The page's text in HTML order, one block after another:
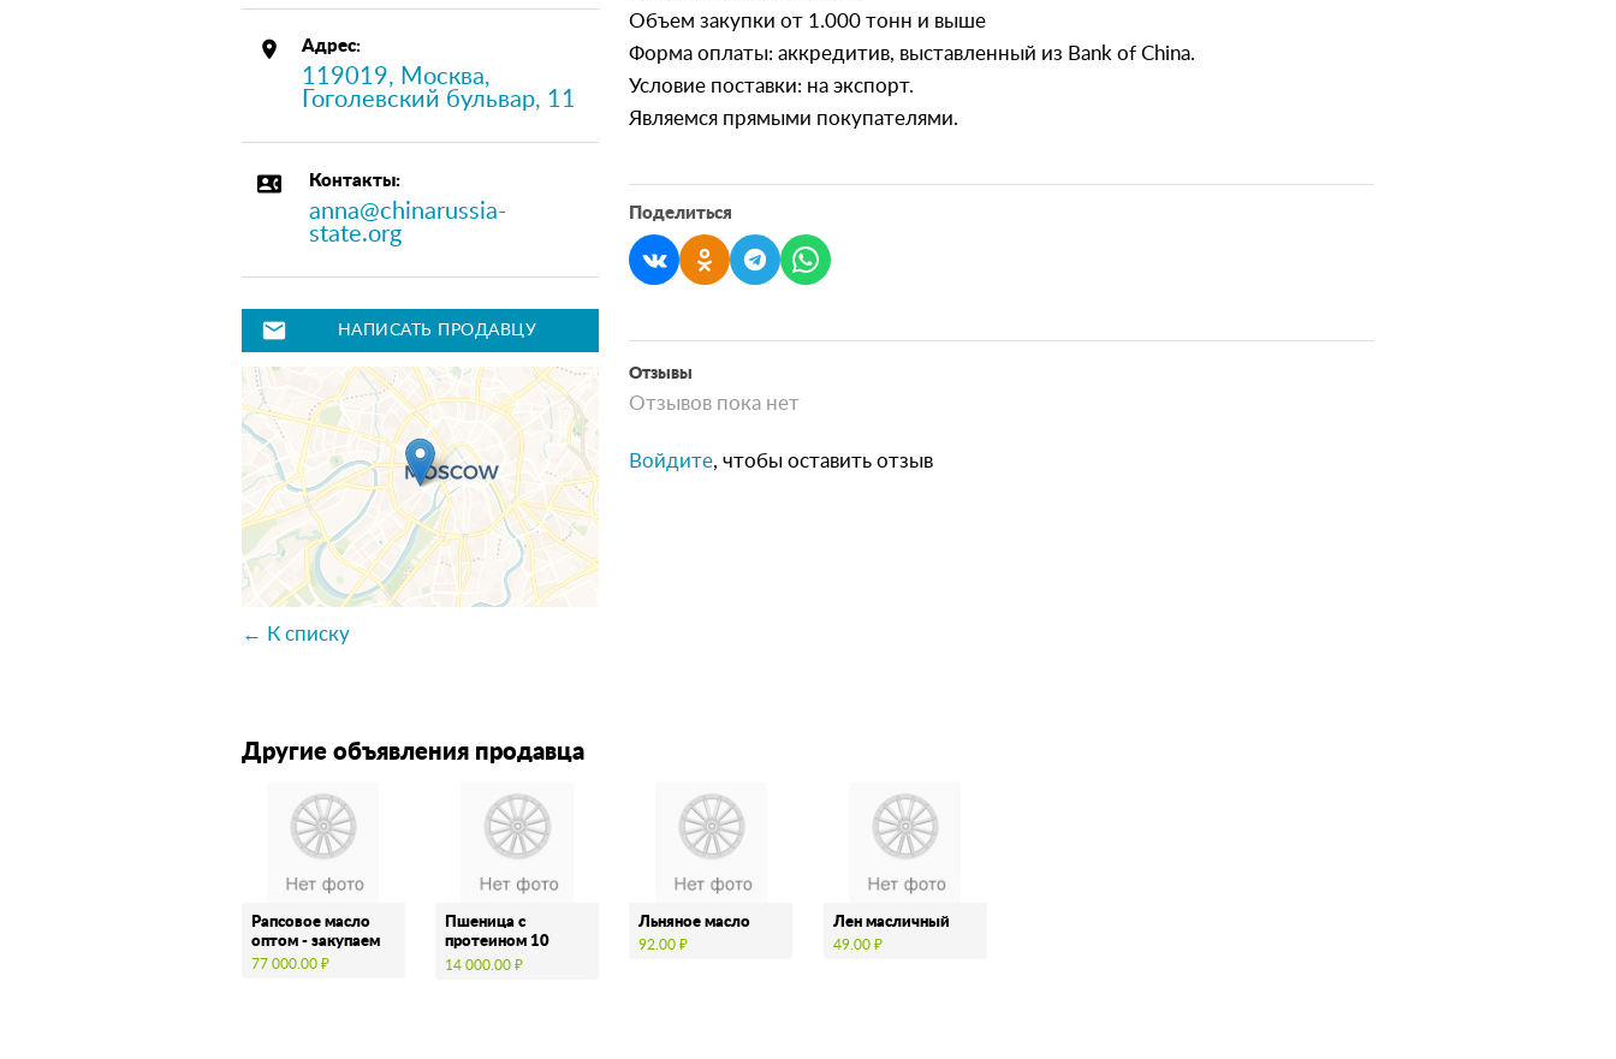
place Адрес:
119019, Москва,
Гоголевский бульвар, 11
contact_phone Контакты:
anna@chinarussia-
state.org
mail НАПИСАТЬ ПРОДАВЦУ
← К списку
Объем закупки от 1.000 тонн и выше
Форма оплаты: аккредитив, выставленный из Bank of China.
Условие поставки: на экспорт.
Являемся прямыми покупателями.
Поделиться
Отзывы
Отзывов пока нет
Войдите, чтобы оставить отзыв
Другие объявления продавца
Рапсовое масло
оптом - закупаем
77 000.00 ₽
Пшеница с
протеином 10
(Закупаем)
14 000.00 ₽
Льняное масло
92.00 ₽
Лен масличный
49.00 ₽